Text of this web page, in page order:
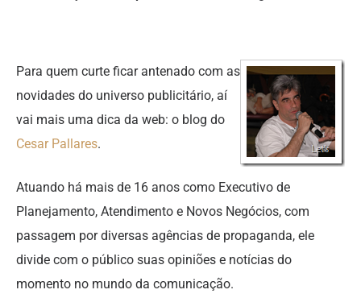
Para quem curte ficar antenado com as
novidades do universo publicitário, aí
vai mais uma dica da web: o blog do
Cesar Pallares.
Atuando há mais de 16 anos como Executivo de
Planejamento, Atendimento e Novos Negócios, com
passagem por diversas agências de propaganda, ele
divide com o público suas opiniões e notícias do
momento no mundo da comunicação.